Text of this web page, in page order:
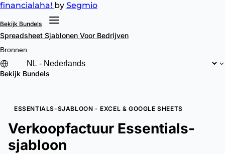
financialaha! by Segmio
Bekijk Bundels
Spreadsheet Sjablonen Voor Bedrijven
Bronnen
Bekijk Bundels
ESSENTIALS-SJABLOON - EXCEL & GOOGLE SHEETS
Verkoopfactuur Essentials-
sjabloon